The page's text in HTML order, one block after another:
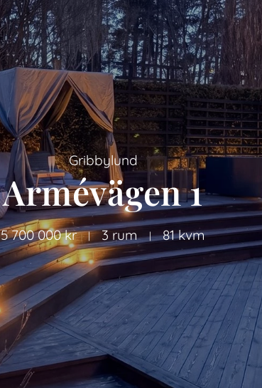
Gribbylund
Armévägen 1
5 700 000 kr | 3 rum | 81 kvm